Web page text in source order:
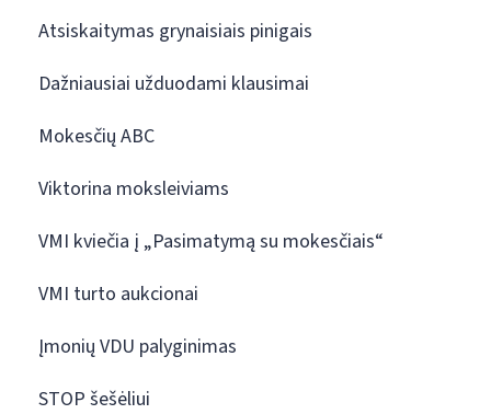
Atsiskaitymas grynaisiais pinigais
Dažniausiai užduodami klausimai
Mokesčių ABC
Viktorina moksleiviams
VMI kviečia į „Pasimatymą su mokesčiais“
VMI turto aukcionai
Įmonių VDU palyginimas
STOP šešėliui